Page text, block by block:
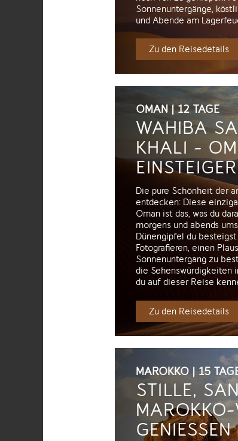
Sonnenuntergänge,
und Abende am
Zu den Reisedetails
OMAN | 12 TAGE
WAHIBA
KHALI -
Die pure Schönheit der
entdecken: Diese
Oman ist das, was du
morgens und abends
Dünengipfel du
Fotografieren, einen
Sonnenuntergang zu
die Sehenswürdigkeiten
du auf dieser Reise
Zu den Reisedetails
MAROKKO | 15
STILLE,
GENIESSEN